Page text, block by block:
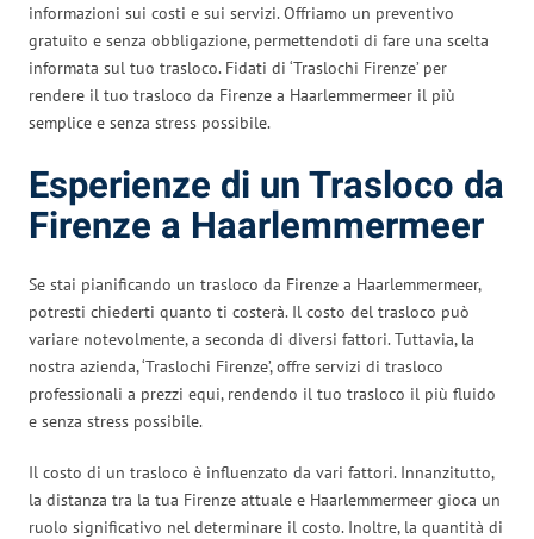
informazioni sui costi e sui servizi. Offriamo un preventivo
gratuito e senza obbligazione, permettendoti di fare una scelta
informata sul tuo trasloco. Fidati di ‘Traslochi Firenze’ per
rendere il tuo trasloco da Firenze a Haarlemmermeer il più
semplice e senza stress possibile.
Esperienze di un Trasloco da
Firenze a Haarlemmermeer
Se stai pianificando un trasloco da Firenze a Haarlemmermeer,
potresti chiederti quanto ti costerà. Il costo del trasloco può
variare notevolmente, a seconda di diversi fattori. Tuttavia, la
nostra azienda, ‘Traslochi Firenze’, offre servizi di trasloco
professionali a prezzi equi, rendendo il tuo trasloco il più fluido
e senza stress possibile.
Il costo di un trasloco è influenzato da vari fattori. Innanzitutto,
la distanza tra la tua Firenze attuale e Haarlemmermeer gioca un
ruolo significativo nel determinare il costo. Inoltre, la quantità di